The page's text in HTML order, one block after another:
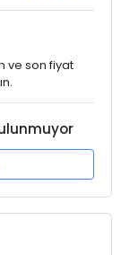
ve son fiyat